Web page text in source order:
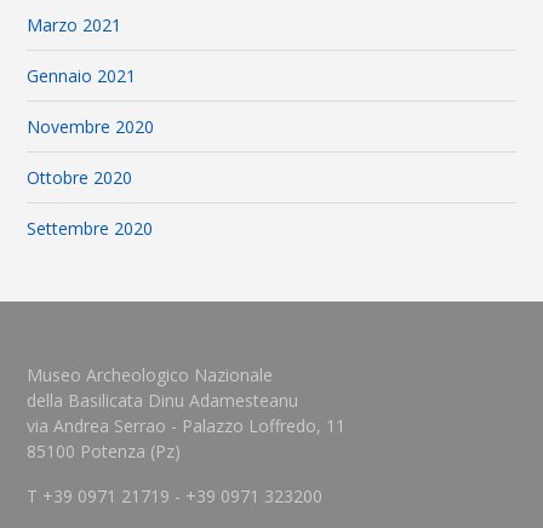
Marzo 2021
Gennaio 2021
Novembre 2020
Ottobre 2020
Settembre 2020
Museo Archeologico Nazionale
della Basilicata Dinu Adamesteanu
via Andrea Serrao - Palazzo Loffredo, 11
85100 Potenza (Pz)
T +39 0971 21719 - +39 0971 323200